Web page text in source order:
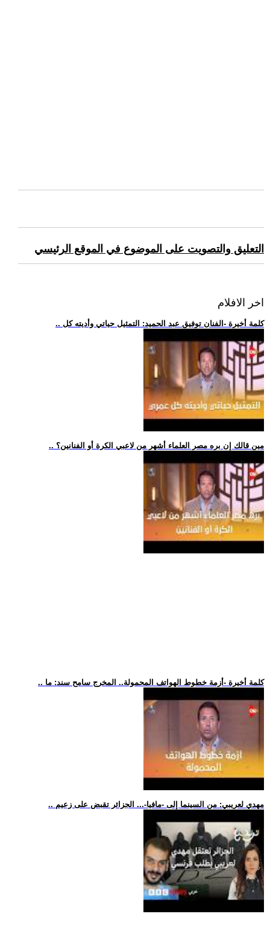
التعليق والتصويت على الموضوع في الموقع الرئيسي
اخر الافلام
.. كلمة أخيرة -الفنان توفيق عبد الحميد: التمثيل حياتي وأديته كل
.. مين قالك إن بره مصر العلماء أشهر من لاعبي الكرة أو الفنانين؟
.. كلمة أخيرة -أزمة خطوط الهواتف المحمولة.. المخرج سامح سند: ما
.. مهدي لعريبي: من السينما إلى -مافيا-... الجزائر تقبض على زعيم